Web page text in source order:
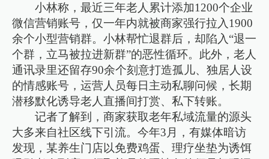
小林称，最近三年老人累计添加1200个企业
微信营销账号，仅一年内就被商家强行拉入1900
余个小型营销群。小林帮忙退群后，却陷入“退一
个群，立马被拉进新群”的恶性循环。此外，老人
通讯录里还留存90余个刻意打造孤儿、独居人设
的情感账号，运营人员每日主动私聊问候，长期
潜移默化诱导老人直播间打赏、私下转账。
记者了解到，商家获取老年私域流量的源头
大多来自社区线下引流。今年3月，有媒体暗访
发现，某养生门店以免费鸡蛋、理疗坐垫为诱饵